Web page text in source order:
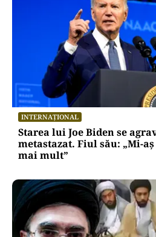
INTERNAȚIONAL
Starea lui Joe Biden se
metastazat. Fiul său: „Mi-
mai mult”